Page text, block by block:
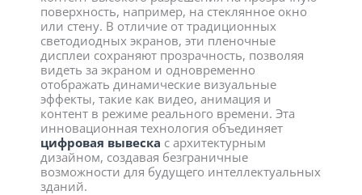
поверхность, например, на стеклянное окно
или стену. В отличие от традиционных
светодиодных экранов, эти пленочные
дисплеи сохраняют прозрачность, позволяя
видеть за экраном и одновременно
отображать динамические визуальные
эффекты, такие как видео, анимация и
контент в режиме реального времени. Эта
инновационная технология объединяет
цифровая вывеска с архитектурным
дизайном, создавая безграничные
возможности для будущего интеллектуальных
зданий.